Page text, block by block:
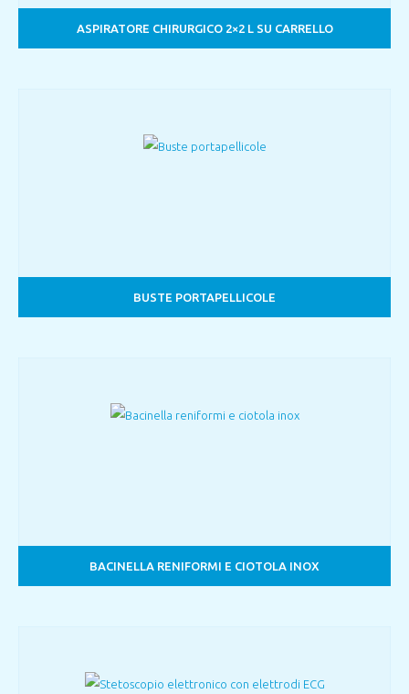
ASPIRATORE CHIRURGICO 2×2 L SU CARRELLO
BUSTE PORTAPELLICOLE
BACINELLA RENIFORMI E CIOTOLA INOX